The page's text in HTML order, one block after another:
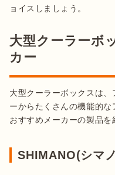
ョイスしましょう。
大型クーラーボ
カー
大型クーラーボックスは
ーからたくさんの機能的
おすすめメーカーの製品を
SHIMANO(シマ